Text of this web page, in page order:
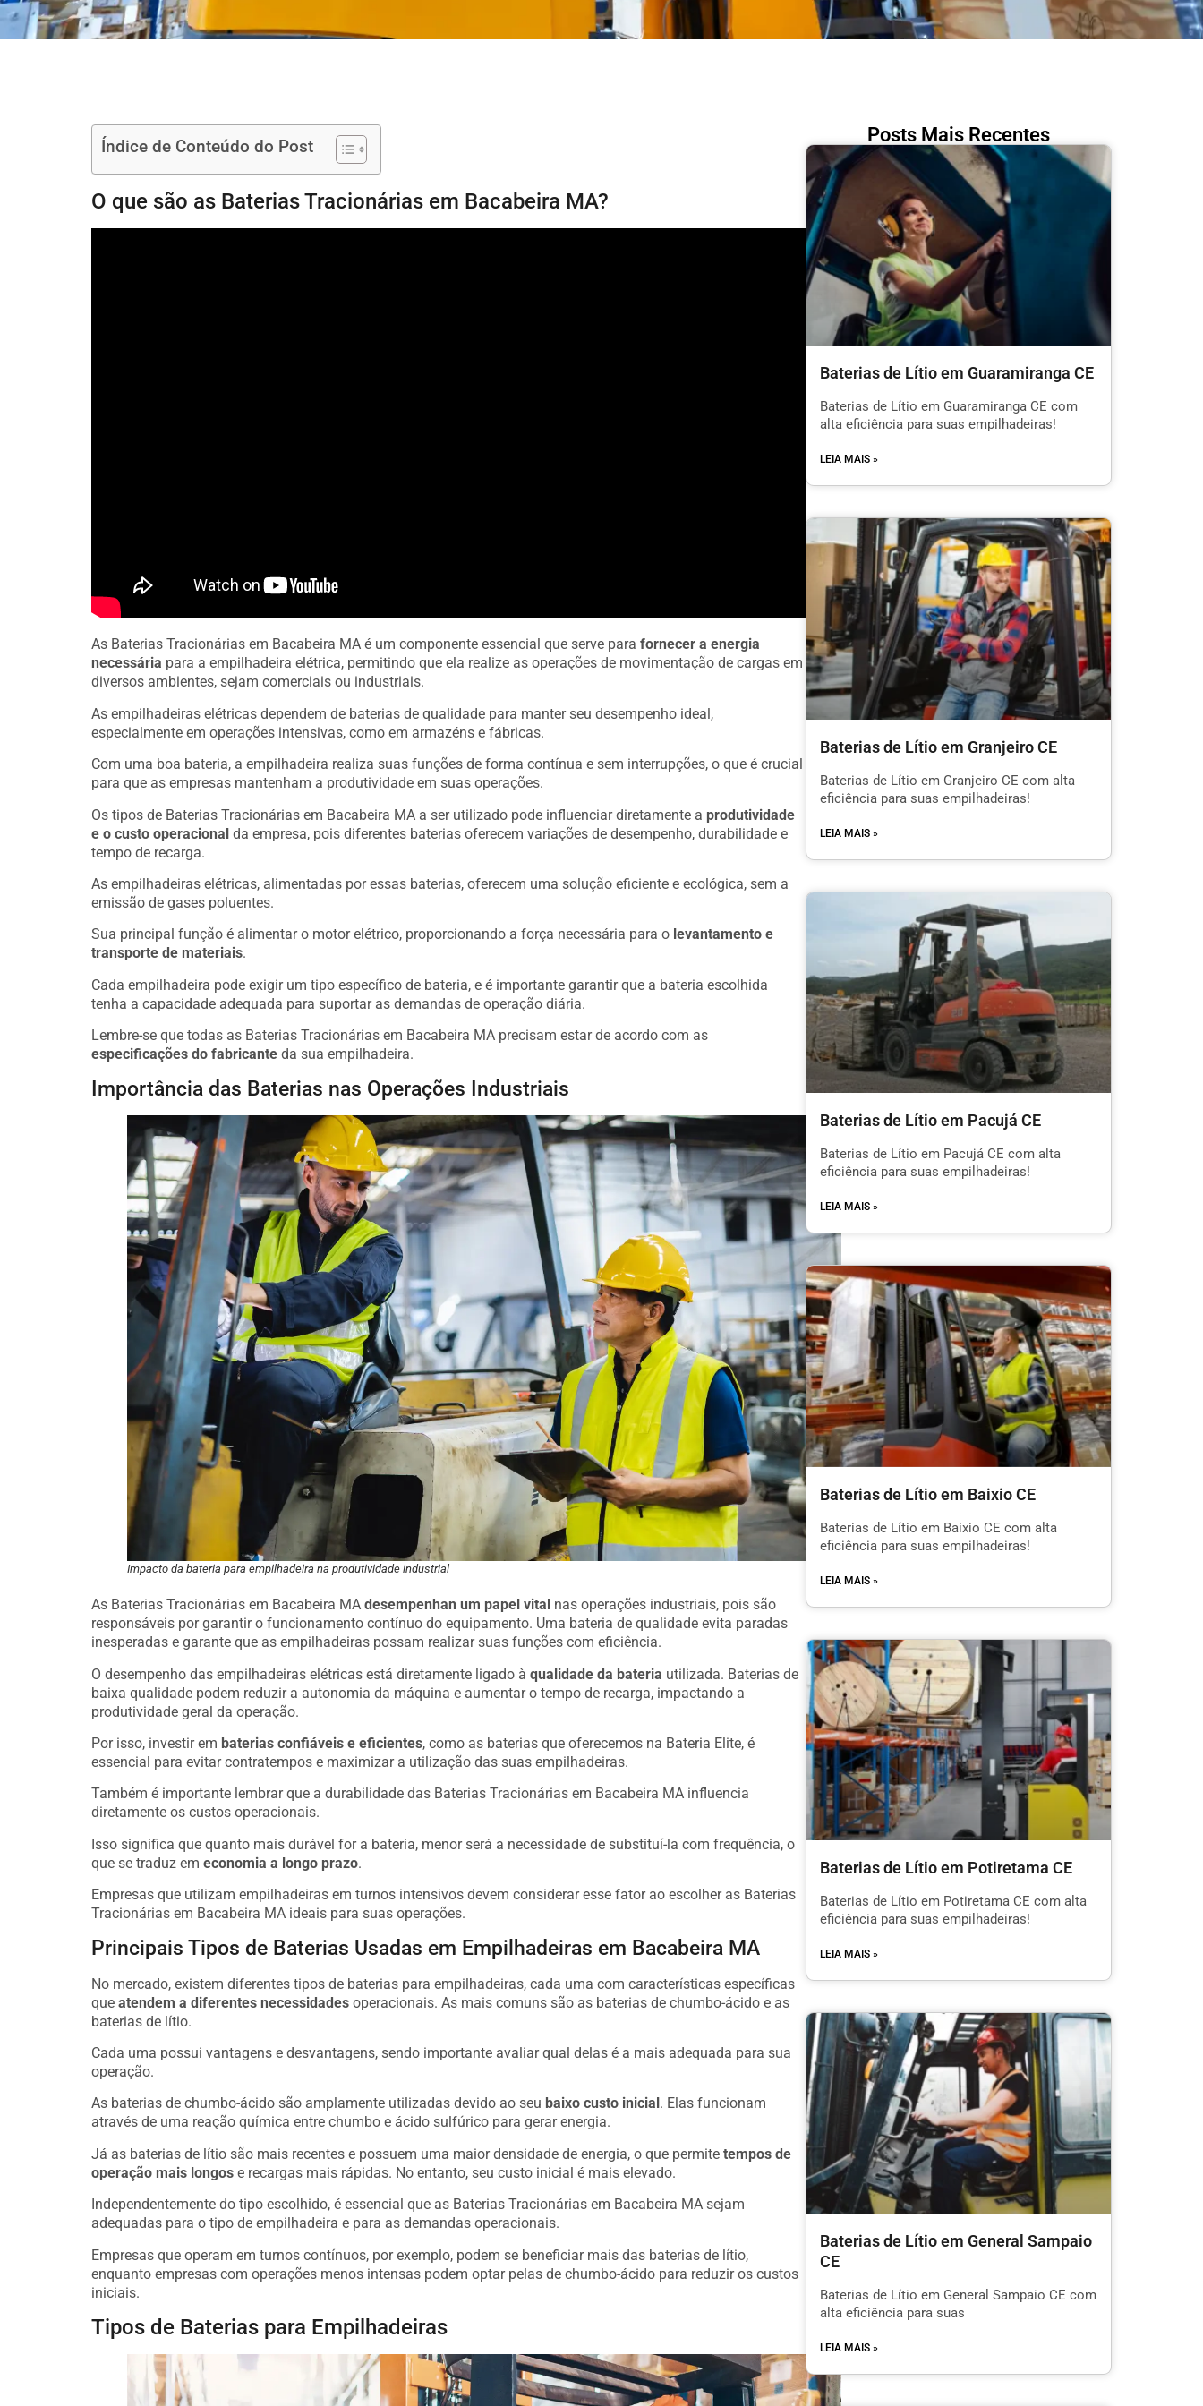
Índice de Conteúdo do Post
O que são as Baterias Tracionárias em Bacabeira MA?
As Baterias Tracionárias em Bacabeira MA é um componente essencial que serve para fornecer a energia
necessária para a empilhadeira elétrica, permitindo que ela realize as operações de movimentação de cargas em
diversos ambientes, sejam comerciais ou industriais.
As empilhadeiras elétricas dependem de baterias de qualidade para manter seu desempenho ideal,
especialmente em operações intensivas, como em armazéns e fábricas.
Com uma boa bateria, a empilhadeira realiza suas funções de forma contínua e sem interrupções, o que é crucial
para que as empresas mantenham a produtividade em suas operações.
Os tipos de Baterias Tracionárias em Bacabeira MA a ser utilizado pode influenciar diretamente a produtividade
e o custo operacional da empresa, pois diferentes baterias oferecem variações de desempenho, durabilidade e
tempo de recarga.
As empilhadeiras elétricas, alimentadas por essas baterias, oferecem uma solução eficiente e ecológica, sem a
emissão de gases poluentes.
Sua principal função é alimentar o motor elétrico, proporcionando a força necessária para o levantamento e
transporte de materiais.
Cada empilhadeira pode exigir um tipo específico de bateria, e é importante garantir que a bateria escolhida
tenha a capacidade adequada para suportar as demandas de operação diária.
Lembre-se que todas as Baterias Tracionárias em Bacabeira MA precisam estar de acordo com as
especificações do fabricante da sua empilhadeira.
Importância das Baterias nas Operações Industriais
Impacto da bateria para empilhadeira na produtividade industrial
As Baterias Tracionárias em Bacabeira MA desempenhan um papel vital nas operações industriais, pois são
responsáveis por garantir o funcionamento contínuo do equipamento. Uma bateria de qualidade evita paradas
inesperadas e garante que as empilhadeiras possam realizar suas funções com eficiência.
O desempenho das empilhadeiras elétricas está diretamente ligado à qualidade da bateria utilizada. Baterias de
baixa qualidade podem reduzir a autonomia da máquina e aumentar o tempo de recarga, impactando a
produtividade geral da operação.
Por isso, investir em baterias confiáveis e eficientes, como as baterias que oferecemos na Bateria Elite, é
essencial para evitar contratempos e maximizar a utilização das suas empilhadeiras.
Também é importante lembrar que a durabilidade das Baterias Tracionárias em Bacabeira MA influencia
diretamente os custos operacionais.
Isso significa que quanto mais durável for a bateria, menor será a necessidade de substituí-la com frequência, o
que se traduz em economia a longo prazo.
Empresas que utilizam empilhadeiras em turnos intensivos devem considerar esse fator ao escolher as Baterias
Tracionárias em Bacabeira MA ideais para suas operações.
Principais Tipos de Baterias Usadas em Empilhadeiras em Bacabeira MA
No mercado, existem diferentes tipos de baterias para empilhadeiras, cada uma com características específicas
que atendem a diferentes necessidades operacionais. As mais comuns são as baterias de chumbo-ácido e as
baterias de lítio.
Cada uma possui vantagens e desvantagens, sendo importante avaliar qual delas é a mais adequada para sua
operação.
As baterias de chumbo-ácido são amplamente utilizadas devido ao seu baixo custo inicial . Elas funcionam
através de uma reação química entre chumbo e ácido sulfúrico para gerar energia.
Já as baterias de lítio são mais recentes e possuem uma maior densidade de energia, o que permite tempos de
operação mais longos e recargas mais rápidas. No entanto, seu custo inicial é mais elevado.
Independentemente do tipo escolhido, é essencial que as Baterias Tracionárias em Bacabeira MA sejam
adequadas para o tipo de empilhadeira e para as demandas operacionais.
Empresas que operam em turnos contínuos, por exemplo, podem se beneficiar mais das baterias de lítio,
enquanto empresas com operações menos intensas podem optar pelas de chumbo-ácido para reduzir os custos
iniciais.
Tipos de Baterias para Empilhadeiras
Posts Mais Recentes
Baterias de Lítio em Guaramiranga CE
Baterias de Lítio em Guaramiranga CE com
alta eficiência para suas empilhadeiras!
LEIA MAIS »
Baterias de Lítio em Granjeiro CE
Baterias de Lítio em Granjeiro CE com alta
eficiência para suas empilhadeiras!
LEIA MAIS »
Baterias de Lítio em Pacujá CE
Baterias de Lítio em Pacujá CE com alta
eficiência para suas empilhadeiras!
LEIA MAIS »
Baterias de Lítio em Baixio CE
Baterias de Lítio em Baixio CE com alta
eficiência para suas empilhadeiras!
LEIA MAIS »
Baterias de Lítio em Potiretama CE
Baterias de Lítio em Potiretama CE com alta
eficiência para suas empilhadeiras!
LEIA MAIS »
Baterias de Lítio em General Sampaio
CE
Baterias de Lítio em General Sampaio CE com
alta eficiência para suas
LEIA MAIS »